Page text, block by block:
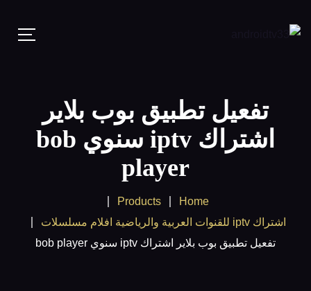
تفعيل تطبيق بوب بلاير
اشتراك iptv سنوي bob
player
Home
Products
اشتراك iptv للقنوات العربية والرياضية افلام مسلسلات
تفعيل تطبيق بوب بلاير اشتراك iptv سنوي bob player